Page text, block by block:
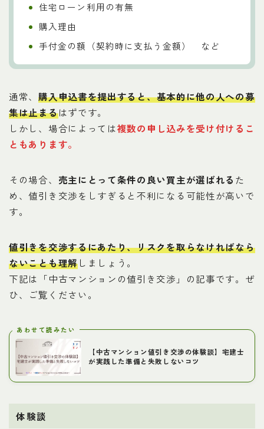
住宅ローン利用の有無
購入理由
手付金の額（契約時に支払う金額） など
通常、購入申込書を提出すると、基本的に他の人への募
集は止まるはずです。
しかし、場合によっては複数の申し込みを受け付けるこ
ともあります。
その場合、 売主にとって条件の良い買主が選ばれる た
め、値引き交渉をしすぎると不利になる可能性が高いで
す。
値引きを交渉するにあたり、リスクを取らなければなら
ないことも理解しましょう。
下記は「中古マンションの値引き交渉」の記事です。ぜ
ひ、ご覧ください。
あわせて読みたい
【中古マンション値引き交渉の体験談】宅建士
が実践した準備と失敗しないコツ
体験談